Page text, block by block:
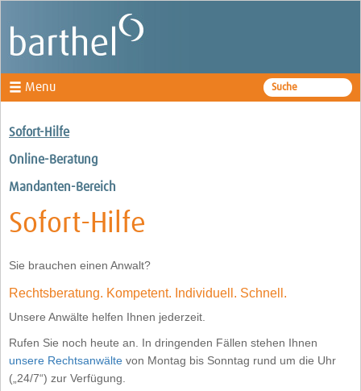
Menu
Rechtsanwälte
Kanzlei
News
Sofort-Hilfe
Online-Beratung
Mandanten-Bereich
Sofort-Hilfe
Sie brauchen einen Anwalt?
Rechtsberatung. Kompetent. Individuell. Schnell.
Unsere Anwälte helfen Ihnen jederzeit.
Rufen Sie noch heute an. In dringenden Fällen stehen Ihnen
unsere Rechtsanwälte von Montag bis Sonntag rund um die Uhr
(„24/7“) zur Verfügung.